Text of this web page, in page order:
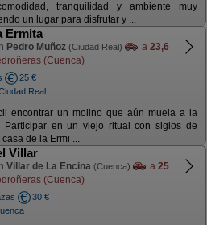
tranquilidad y ambiente muy
un lugar para disfrutar y ...
Ermita
Pedro Muñoz (Ciudad Real) a 23,6
(Cuenca)
25 €
Real
encontrar un molino que aún muela a la
Participar en un viejo ritual con siglos de
de la Ermi ...
Villar
Villar de La Encina (Cuenca) a 25
(Cuenca)
30 €